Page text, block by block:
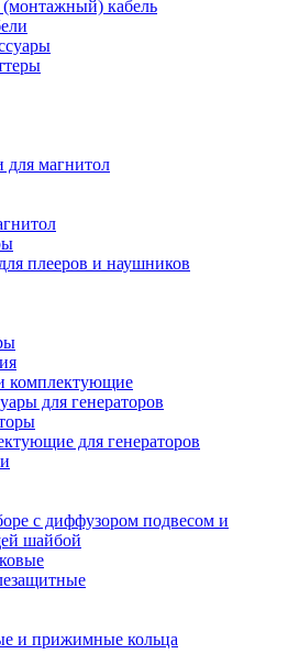
кабель
для магнитол
плееров и наушников
комплектующие
для генераторов
для генераторов
с диффузором подвесом и
шайбой
и прижимные кольца